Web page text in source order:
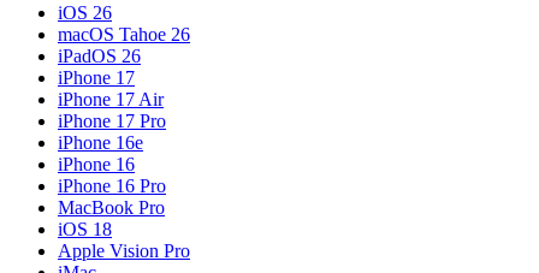
iOS 26
macOS Tahoe 26
iPadOS 26
iPhone 17
iPhone 17 Air
iPhone 17 Pro
iPhone 16e
iPhone 16
iPhone 16 Pro
MacBook Pro
iOS 18
Apple Vision Pro